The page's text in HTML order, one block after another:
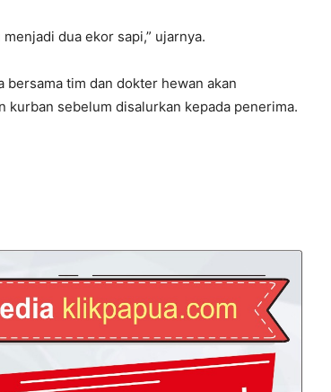
dua ekor sapi,” ujarnya.
bersama tim dan dokter hewan akan
kurban sebelum disalurkan kepada penerima.